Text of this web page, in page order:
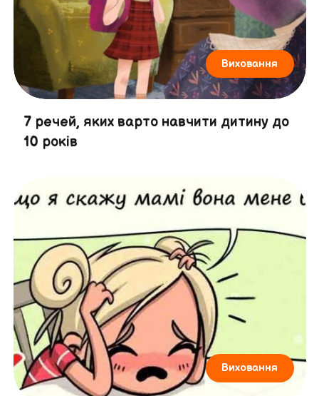
Виховання
7 речей, яких варто навчити дитину до
10 років
Виховання